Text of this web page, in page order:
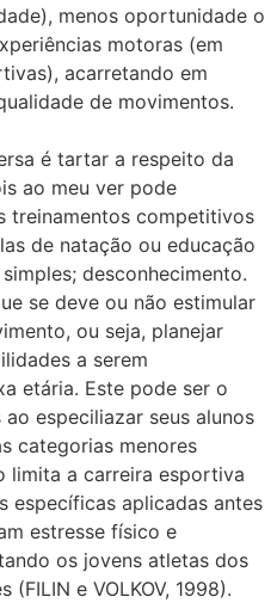
menos oportunidade o
motoras (em
acarretando em
de movimentos.
é tartar a respeito da
ao meu ver pode
treinamentos competitivos
de natação ou educação
desconhecimento.
se deve ou não estimular
ou seja, planejar
a serem
etária. Este pode ser o
especiliazar seus alunos
categorias menores
limita a carreira esportiva
específicas aplicadas antes
estresse físico e
os jovens atletas dos
e VOLKOV, 1998).